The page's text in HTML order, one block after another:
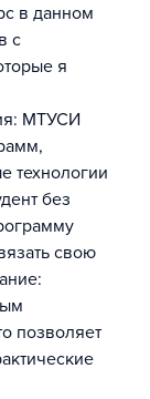
в данном
с
я
МТУСИ
технологии
без
свою
позволяет